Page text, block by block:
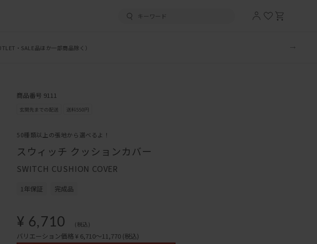
・SALE品ほか一部商品除く）
商品番号 9111
50種類以上の張地から選べるよ！
スウィッチ クッションカバー
SWITCH CUSHION COVER
1年保証 完成品
¥ 6,710 (税込)
バリエーション価格 ¥ 6,710～11,770 (税込)